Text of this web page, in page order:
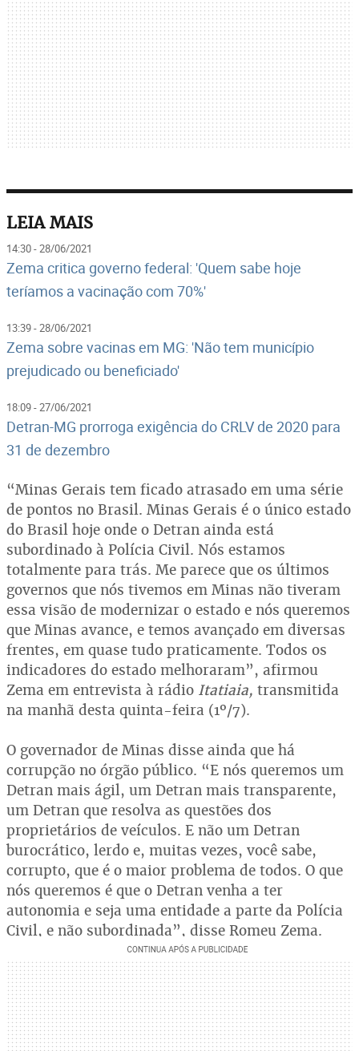
LEIA MAIS
14:30 - 28/06/2021
Zema critica governo federal: 'Quem sabe hoje
teríamos a vacinação com 70%'
13:39 - 28/06/2021
Zema sobre vacinas em MG: 'Não tem município
prejudicado ou beneficiado'
18:09 - 27/06/2021
Detran-MG prorroga exigência do CRLV de 2020 para
31 de dezembro
“Minas Gerais tem ficado atrasado em uma série
de pontos no Brasil. Minas Gerais é o único estado
do Brasil hoje onde o Detran ainda está
subordinado à Polícia Civil. Nós estamos
totalmente para trás. Me parece que os últimos
governos que nós tivemos em Minas não tiveram
essa visão de modernizar o estado e nós queremos
que Minas avance, e temos avançado em diversas
frentes, em quase tudo praticamente. Todos os
indicadores do estado melhoraram”, afirmou
Zema em entrevista à rádio Itatiaia, transmitida
na manhã desta quinta-feira (1º/7).
O governador de Minas disse ainda que há
corrupção no órgão público. “E nós queremos um
Detran mais ágil, um Detran mais transparente,
um Detran que resolva as questões dos
proprietários de veículos. E não um Detran
burocrático, lerdo e, muitas vezes, você sabe,
corrupto, que é o maior problema de todos. O que
nós queremos é que o Detran venha a ter
autonomia e seja uma entidade a parte da Polícia
Civil, e não subordinada”, disse Romeu Zema.